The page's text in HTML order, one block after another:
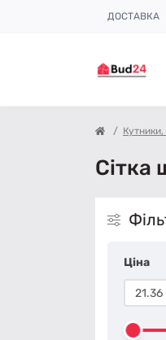
ДОСТАВКА
Кутники,
Сітка
Ціна